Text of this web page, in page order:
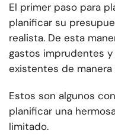
El primer paso para
planificar su
realista. De esta
gastos imprudentes
existentes de
Estos son algunos
planificar una
limitado.